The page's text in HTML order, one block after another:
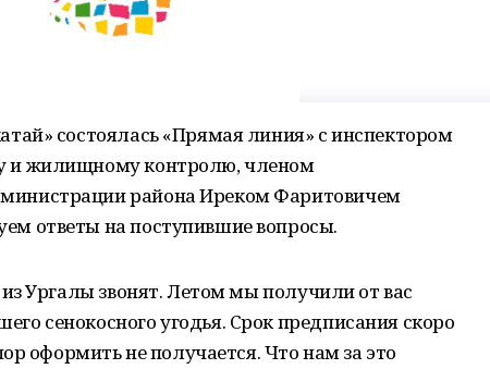
состоялась «Прямая линия» с инспектором
и жилищному контролю, членом
района Иреком Фаритовичем
ответы на поступившие вопросы.
Ургалы звонят. Летом мы получили от вас
сенокосного угодья. Срок предписания скоро
оформить не получается. Что нам за это